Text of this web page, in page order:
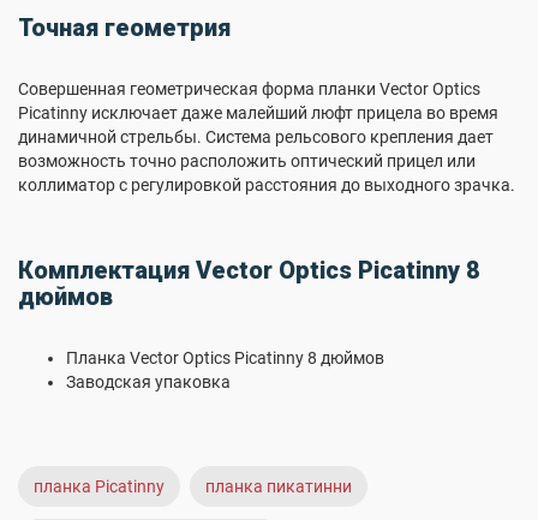
Точная геометрия
Совершенная геометрическая форма планки Vector Optics
Picatinny исключает даже малейший люфт прицела во время
динамичной стрельбы. Система рельсового крепления дает
возможность точно расположить оптический прицел или
коллиматор с регулировкой расстояния до выходного зрачка.
Комплектация Vector Optics Picatinny 8
дюймов
Планка Vector Optics Picatinny 8 дюймов
Заводская упаковка
планка Picatinny планка пикатинни